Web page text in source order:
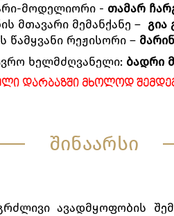
მოდელიორი - თამარ
მთავარი მემანქანე – გია
წამყვანი რეჟისორი –
ხელმძღვანელი: ბადრი
ᲓᲐᲠᲑᲐᲖᲨᲘ ᲛᲮᲝᲚᲝᲓ
შინაარსი
ავადმყოფობის